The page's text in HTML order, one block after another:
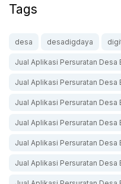
Tags
desa desadigdaya
Jual Aplikasi Persuratan Desa
Jual Aplikasi Persuratan Desa
Jual Aplikasi Persuratan Desa
Jual Aplikasi Persuratan Desa
Jual Aplikasi Persuratan Desa
Jual Aplikasi Persuratan Desa